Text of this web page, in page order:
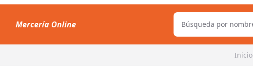
Mercería Online
Inicio